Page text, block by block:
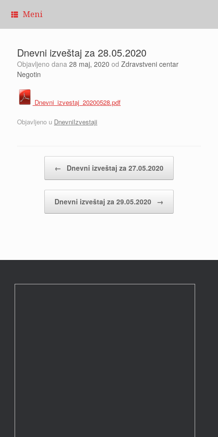
Meni
Dnevni izveštaj za 28.05.2020
Objavljeno dana 28 maj, 2020 od Zdravstveni centar
Negotin
Dnevni_izvestaj_20200528.pdf
Objavljeno u DnevniIzvestaji
← Dnevni izveštaj za 27.05.2020
Dnevni izveštaj za 29.05.2020 →